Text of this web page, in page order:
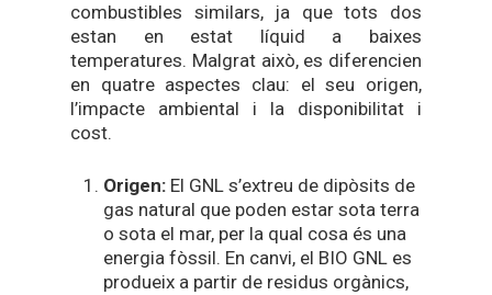
combustibles similars, ja que tots dos
estan en estat líquid a baixes
temperatures. Malgrat això, es diferencien
en quatre aspectes clau: el seu origen,
l’impacte ambiental i la disponibilitat i
cost.
Origen: El GNL s’extreu de dipòsits de
gas natural que poden estar sota terra
o sota el mar, per la qual cosa és una
energia fòssil. En canvi, el BIO GNL es
produeix a partir de residus orgànics,